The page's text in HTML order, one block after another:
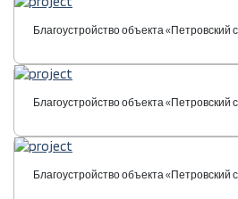
Благоустройство объекта «Петровский
Благоустройство объекта «Петровский
Благоустройство объекта «Петровский